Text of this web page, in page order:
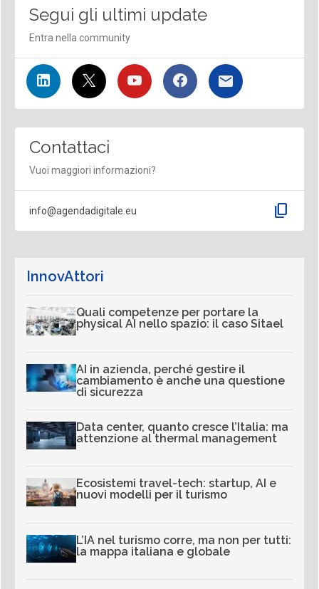
Segui gli ultimi update
Entra nella community
Contattaci
Vuoi maggiori informazioni?
info@agendadigitale.eu content_copy
InnovAttori
Quali competenze per portare la
physical AI nello spazio: il caso Sitael
AI in azienda, perché gestire il
cambiamento è anche una questione
di sicurezza
Data center, quanto cresce l’Italia: ma
attenzione al thermal management
Ecosistemi travel-tech: startup, AI e
nuovi modelli per il turismo
L’IA nel turismo corre, ma non per tutti:
la mappa italiana e globale